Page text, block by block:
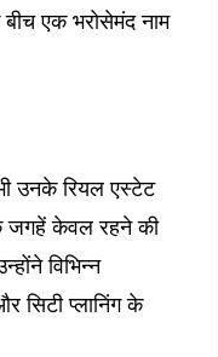
एक भरोसेमंद नाम
उनके रियल एस्टेट
जगहें केवल रहने की
विभिन्न
सिटी प्लानिंग के